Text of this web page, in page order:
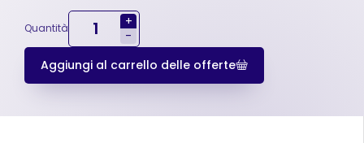
Quantità
+
-
Aggiungi al carrello delle offerte